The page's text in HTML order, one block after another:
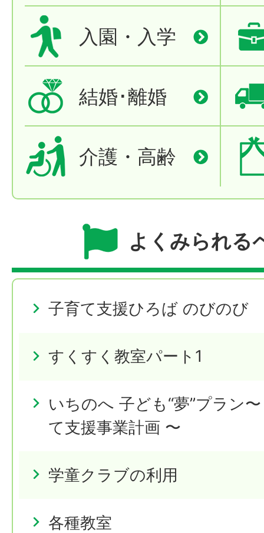
入園・入学
結婚･離婚
介護・高齢
よくみられる
子育て支援ひろば のびのび
すくすく教室パート1
いちのへ 子ども“夢”プラン
て支援事業計画 〜
学童クラブの利用
各種教室